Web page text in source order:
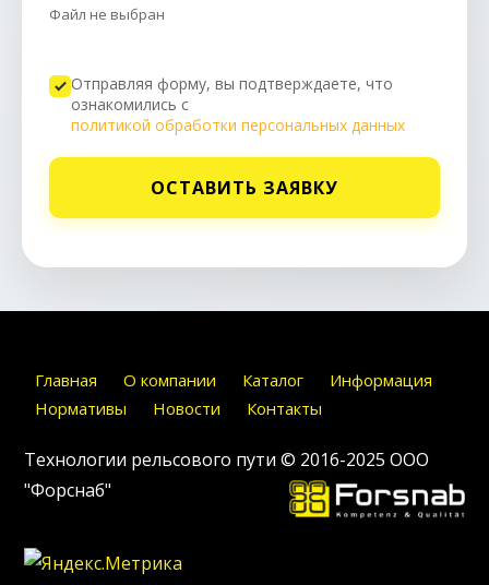
Файл не выбран
Отправляя форму, вы подтверждаете, что
ознакомились с
политикой обработки персональных данных
ОСТАВИТЬ ЗАЯВКУ
Главная О компании Каталог
Информация
Нормативы
Новости Контакты
Технологии рельсового пути © 2016-2025ООО
"Форснаб"